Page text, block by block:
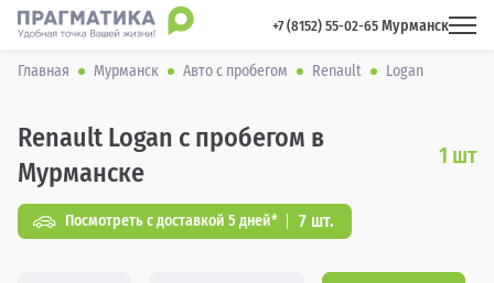
+7 (8152) 55-02-65 Мурманск
Главная Мурманск Авто с пробегом Renault Logan
Renault Logan с пробегом в
Мурманске
1 шт
Посмотреть с доставкой 5 дней* 7 шт.